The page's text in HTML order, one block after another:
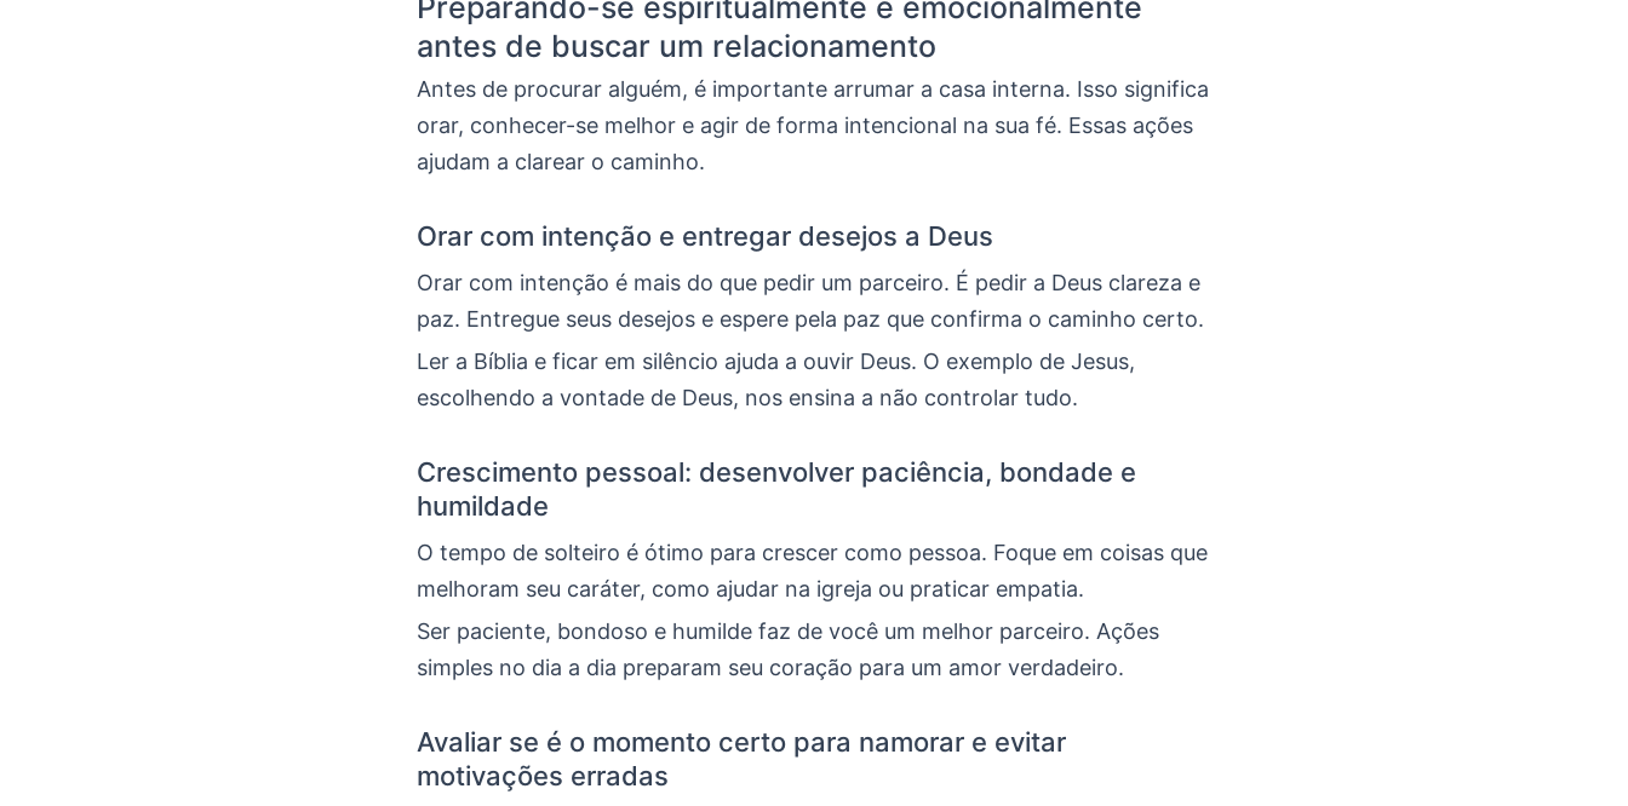
Preparando-se espiritualmente e emocionalmente
antes de buscar um relacionamento
Antes de procurar alguém, é importante arrumar a casa interna. Isso significa
orar, conhecer-se melhor e agir de forma intencional na sua fé. Essas ações
ajudam a clarear o caminho.
Orar com intenção e entregar desejos a Deus
Orar com intenção é mais do que pedir um parceiro. É pedir a Deus clareza e
paz. Entregue seus desejos e espere pela paz que confirma o caminho certo.
Ler a Bíblia e ficar em silêncio ajuda a ouvir Deus. O exemplo de Jesus,
escolhendo a vontade de Deus, nos ensina a não controlar tudo.
Crescimento pessoal: desenvolver paciência, bondade e
humildade
O tempo de solteiro é ótimo para crescer como pessoa. Foque em coisas que
melhoram seu caráter, como ajudar na igreja ou praticar empatia.
Ser paciente, bondoso e humilde faz de você um melhor parceiro. Ações
simples no dia a dia preparam seu coração para um amor verdadeiro.
Avaliar se é o momento certo para namorar e evitar
motivações erradas